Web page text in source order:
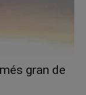
gran de